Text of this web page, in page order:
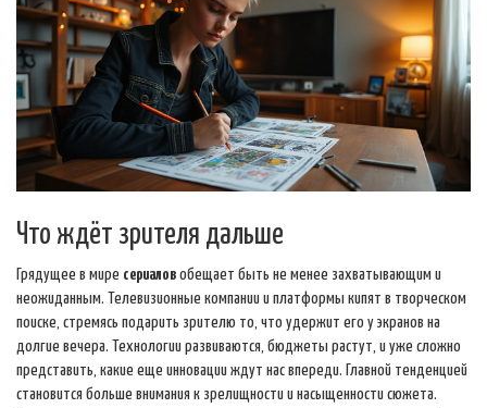
Что ждёт зрителя дальше
Грядущее в мире сериалов обещает быть не менее захватывающим и
неожиданным. Телевизионные компании и платформы кипят в творческом
поиске, стремясь подарить зрителю то, что удержит его у экранов на
долгие вечера. Технологии развиваются, бюджеты растут, и уже сложно
представить, какие еще инновации ждут нас впереди. Главной тенденцией
становится больше внимания к зрелищности и насыщенности сюжета.